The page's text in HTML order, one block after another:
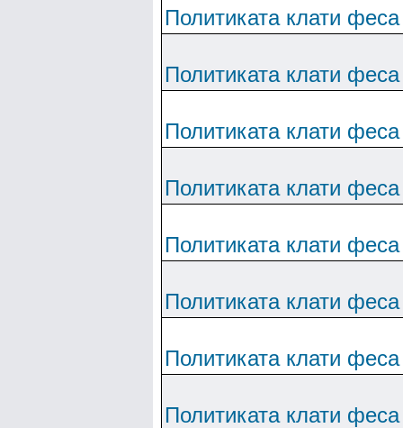
Политиката клати
Политиката клати
Политиката клати
Политиката клати
Политиката клати
Политиката клати
Политиката клати
Политиката клати